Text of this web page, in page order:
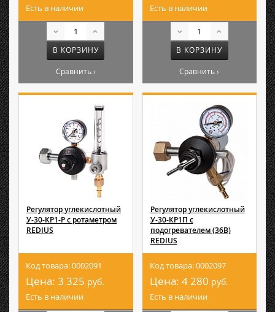
Есть в наличии
В КОРЗИНУ
Сравнить ›
Есть в наличии
В КОРЗИНУ
Сравнить ›
Регулятор углекислотный
У-30-КР1-Р с ротаметром
REDIUS
Код товара: 0002091
Цена: 3 325 руб.
Есть в наличии
Регулятор углекислотный
У-30-КР1П с
подогревателем (36В)
REDIUS
Код товара: 0002097
Цена: 4 280 руб.
Есть в наличии